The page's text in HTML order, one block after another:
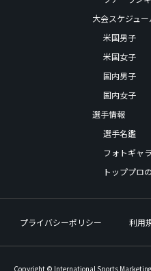
大会スケジュー
米国男子
米国女子
国内男子
国内女子
選手情報
選手名鑑
フォトギャ
トッププロ
プライバシーポリシー 利用
Copyright © International Sports